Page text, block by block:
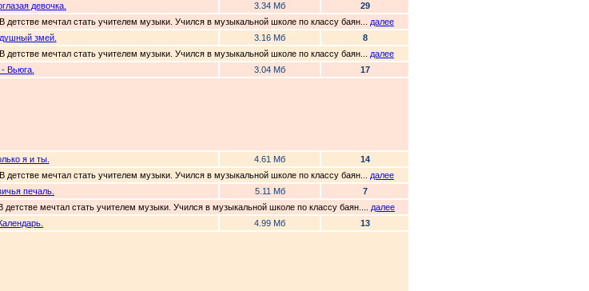
девочка. 3.34 Мб
29
мечтал стать учителем музыки. Учился в музыкальной школе по классу баян... далее
змей. 3.16 Мб
8
мечтал стать учителем музыки. Учился в музыкальной школе по классу баян... далее
Вьюга. 3.04 Мб
17
я и ты. 4.61 Мб
14
мечтал стать учителем музыки. Учился в музыкальной школе по классу баян... далее
печаль. 5.11 Мб
7
мечтал стать учителем музыки. Учился в музыкальной школе по классу баян.... далее
4.99 Мб
13